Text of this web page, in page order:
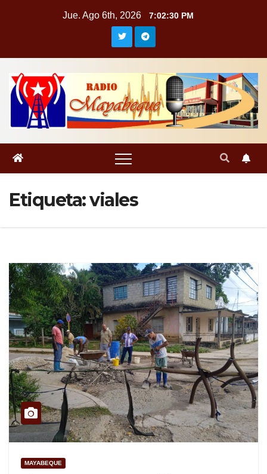
Jue. Ago 6th, 2026 7:02:30 PM
Etiqueta:viales
MAYABEQUE